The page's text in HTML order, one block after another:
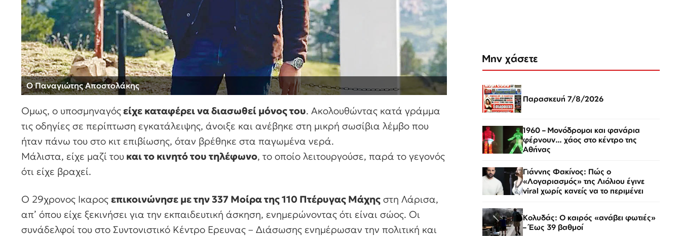
Ο Παναγιώτης Αποστολάκης
Ομως, ο υποσμηναγόςείχε καταφέρει να διασωθεί μόνος του. Ακολουθώντας κατά γράμμα
τις οδηγίες σε περίπτωση εγκατάλειψης, άνοιξε και ανέβηκε στη μικρή σωσίβια λέμβο που
ήταν πάνω του στο κιτ επιβίωσης, όταν βρέθηκε στα παγωμένα νερά.
Μάλιστα, είχε μαζί του και το κινητό του τηλέφωνο, το οποίο λειτουργούσε, παρά το γεγονός
ότι είχε βραχεί.
Ο 29χρονος Ικαρος επικοινώνησε με την 337 Μοίρα της 110 Πτέρυγας Μάχης στη Λάρισα,
απ’ όπου είχε ξεκινήσει για την εκπαιδευτική άσκηση, ενημερώνοντας ότι είναι σώος. Οι
συνάδελφοί του στο Συντονιστικό Κέντρο Ερευνας – Διάσωσης ενημέρωσαν την πολιτική και
Μην χάσετε
Παρασκευή 7/8/2026
1960 – Μονόδρομοι και φανάρια
φέρνουν… χάος στο κέντρο της
Αθήνας
Γιάννης Φακίνος: Πώς ο
«Λογαριασμός» της Λιόλιου έγινε
viral χωρίς κανείς να το περιμένει
Κολυδάς: Ο καιρός «ανάβει φωτιές»
– Έως 39 βαθμοί